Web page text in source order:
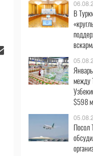
В
между
$598
Посол